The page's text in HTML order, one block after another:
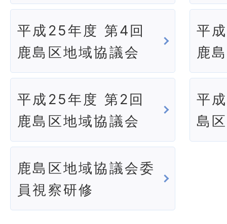
平成25年度 第4回
鹿島区地域協議会
平
鹿
平成25年度 第2回
鹿島区地域協議会
平
島
鹿島区地域協議会委
員視察研修